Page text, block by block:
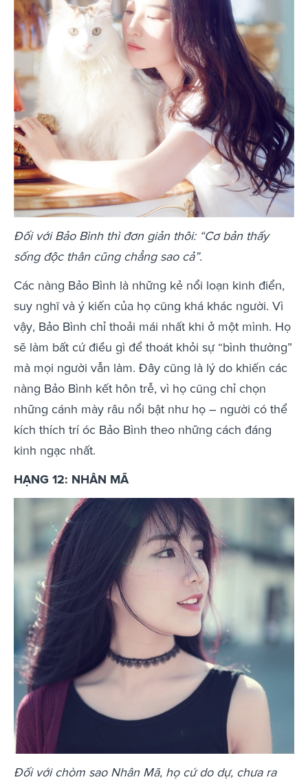
Đối với Bảo Bình thì đơn giản thôi: “Cơ bản thấy
sống độc thân cũng chẳng sao cả”.
Các nàng Bảo Bình là những kẻ nổi loạn kinh điển,
suy nghĩ và ý kiến của họ cũng khá khác người. Vì
vậy, Bảo Bình chỉ thoải mái nhất khi ở một mình. Họ
sẽ làm bất cứ điều gì để thoát khỏi sự “bình thường”
mà mọi người vẫn làm. Đây cũng là lý do khiến các
nàng Bảo Bình kết hôn trễ, vì họ cũng chỉ chọn
những cánh mày râu nổi bật như họ – người có thể
kích thích trí óc Bảo Bình theo những cách đáng
kinh ngạc nhất.
HẠNG 12: NHÂN MÃ
Đối với chòm sao Nhân Mã, họ cứ do dự, chưa ra